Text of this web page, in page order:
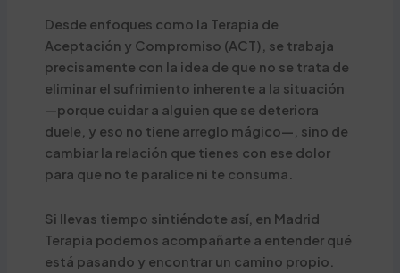
Desde enfoques como la Terapia de
Aceptación y Compromiso (ACT), se trabaja
precisamente con la idea de que no se trata de
eliminar el sufrimiento inherente a la situación
—porque cuidar a alguien que se deteriora
duele, y eso no tiene arreglo mágico—, sino de
cambiar la relación que tienes con ese dolor
para que no te paralice ni te consuma.
Si llevas tiempo sintiéndote así, en Madrid
Terapia podemos acompañarte a entender qué
está pasando y encontrar un camino propio.